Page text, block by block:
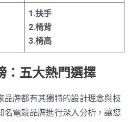
1.扶手
2.椅背
3.椅高
：五大熱門選擇
品牌都有其獨特的設計理念與技
名電競品牌進行深入分析，讓您